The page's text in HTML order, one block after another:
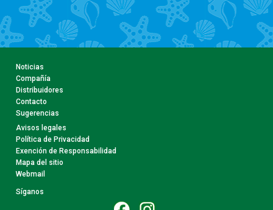
Noticias
Compañía
Distribuidores
Contacto
Sugerencias
Avisos legales
Política de Privacidad
Exención de Responsabilidad
Mapa del sitio
Webmail
Síganos